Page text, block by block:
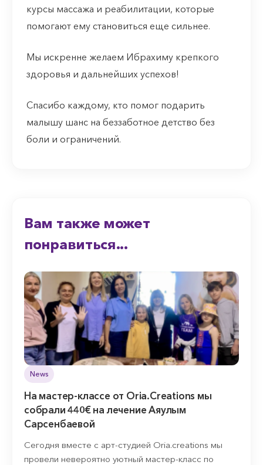
курсы массажа и реабилитации, которые
помогают ему становиться еще сильнее.
Мы искренне желаем Ибрахиму крепкого
здоровья и дальнейших успехов!
Спасибо каждому, кто помог подарить
малышу шанс на беззаботное детство без
боли и ограничений.
Вам также может
понравиться...
News
На мастер-классе от Oria.Creations мы
собрали 440€ на лечение Аяулым
Сарсенбаевой
Сегодня вместе с арт-студией Oria.creations мы
провели невероятно уютный мастер-класс по